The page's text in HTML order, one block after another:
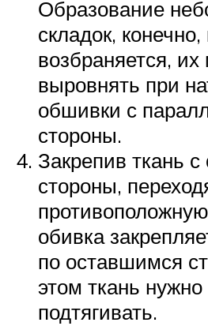
Образование
складок, конечно,
возбраняется,
выровнять при
обшивки с
стороны.
Закрепив ткань с
стороны,
обивка
по оставшимся
этом ткань
подтягивать.